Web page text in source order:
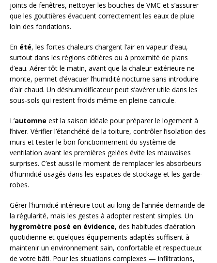
joints de fenêtres, nettoyer les bouches de VMC et s’assurer
que les gouttières évacuent correctement les eaux de pluie
loin des fondations.
En été, les fortes chaleurs chargent l’air en vapeur d’eau,
surtout dans les régions côtières ou à proximité de plans
d’eau. Aérer tôt le matin, avant que la chaleur extérieure ne
monte, permet d’évacuer l’humidité nocturne sans introduire
d’air chaud. Un déshumidificateur peut s’avérer utile dans les
sous-sols qui restent froids même en pleine canicule.
L’automne est la saison idéale pour préparer le logement à
l’hiver. Vérifier l’étanchéité de la toiture, contrôler l’isolation des
murs et tester le bon fonctionnement du système de
ventilation avant les premières gelées évite les mauvaises
surprises. C’est aussi le moment de remplacer les absorbeurs
d’humidité usagés dans les espaces de stockage et les garde-
robes.
Gérer l’humidité intérieure tout au long de l’année demande de
la régularité, mais les gestes à adopter restent simples. Un
hygromètre posé en évidence, des habitudes d’aération
quotidienne et quelques équipements adaptés suffisent à
maintenir un environnement sain, confortable et respectueux
de votre bâti. Pour les situations complexes — infiltrations,